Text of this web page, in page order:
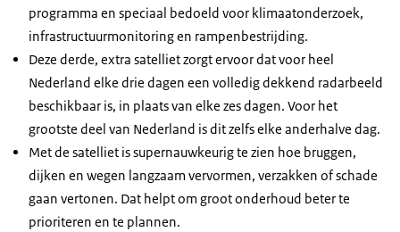
programma en speciaal bedoeld voor klimaatonderzoek,
infrastructuurmonitoring en rampenbestrijding.
Deze derde, extra satelliet zorgt ervoor dat voor heel
Nederland elke drie dagen een volledig dekkend radarbeeld
beschikbaar is, in plaats van elke zes dagen. Voor het
grootste deel van Nederland is dit zelfs elke anderhalve dag.
Met de satelliet is supernauwkeurig te zien hoe bruggen,
dijken en wegen langzaam vervormen, verzakken of schade
gaan vertonen. Dat helpt om groot onderhoud beter te
prioriteren en te plannen.